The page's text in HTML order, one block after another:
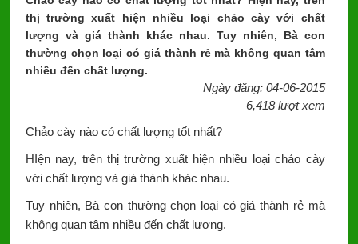
thị trường xuất hiện nhiều loại chảo cày với chất
lượng và giá thành khác nhau. Tuy nhiên, Bà con
thường chọn loại có giá thành rẻ mà không quan tâm
nhiều đến chất lượng.
Ngày đăng: 04-06-2015
6,418 lượt xem
Chảo cày nào có chất lượng tốt nhất?
HIện nay, trên thị trường xuất hiện nhiều loại chảo cày
với chất lượng và giá thành khác nhau.
Tuy nhiên, Bà con thường chọn loại có giá thành rẻ mà
không quan tâm nhiều đến chất lượng.